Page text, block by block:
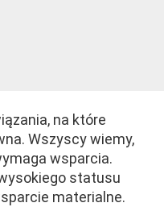
na które
Wszyscy wiemy,
wsparcia.
statusu
materialne.